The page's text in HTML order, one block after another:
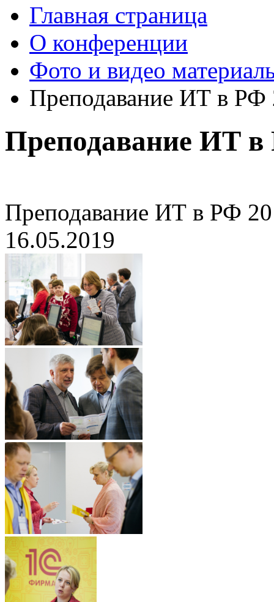
Главная страница
О конференции
Фото и видео
Преподавание ИТ в РФ
Преподавание ИТ в
Преподавание ИТ в РФ
16.05.2019